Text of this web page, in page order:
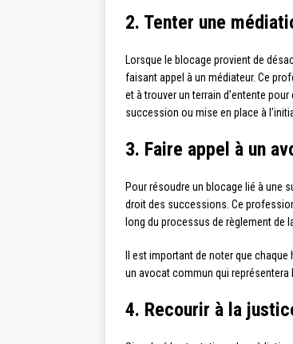
2. Tenter une
Lorsque le blocage provient de
faisant appel à un médiateur. Ce
et à trouver un terrain d’entente
succession ou mise en place à
3. Faire appel à un
Pour résoudre un blocage lié à une
droit des successions. Ce
long du processus de règlement de
Il est important de noter que
un avocat commun qui représentera
4. Recourir à la